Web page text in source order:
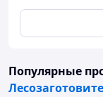
Популярные